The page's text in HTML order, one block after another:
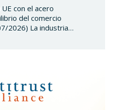
con el acero
del comercio
2026) La industria
un
de…